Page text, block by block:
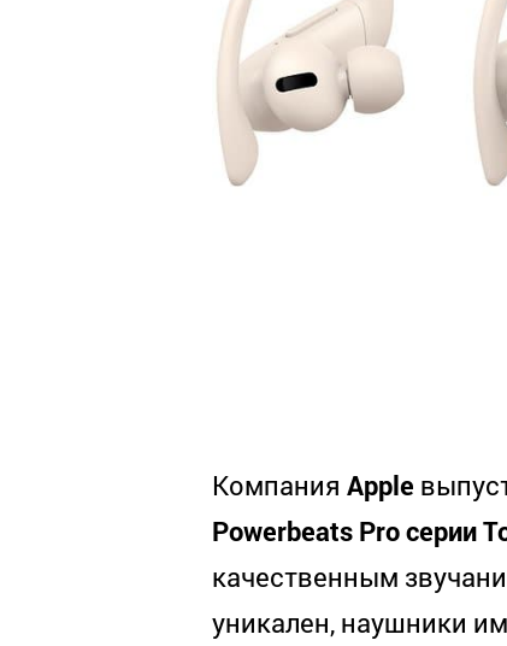
Компания Apple
Powerbeats Pro серии
качественным
уникален, наушники